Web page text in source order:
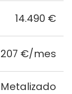
14.490 €
207 €/mes
Gris Metalizado